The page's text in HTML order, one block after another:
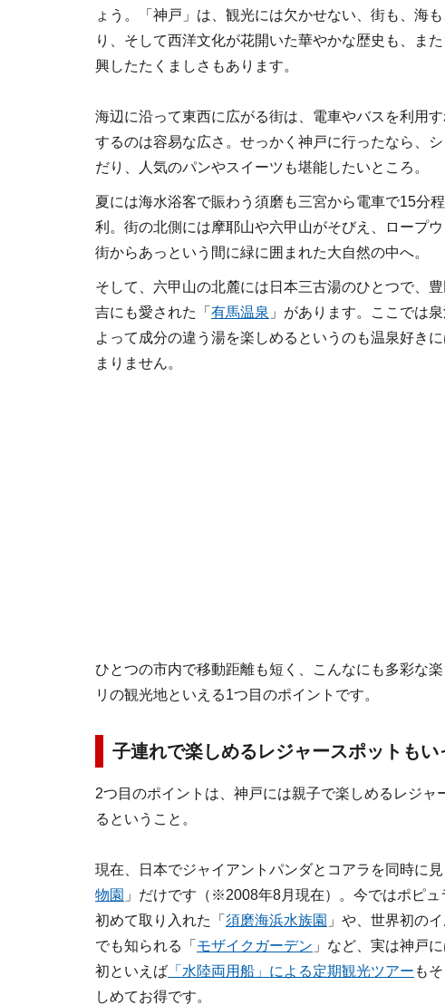
ょう。「神戸」は、観光には欠かせない、街も、海
り、そして西洋文化が花開いた華やかな歴史も、ま
興したたくましさもあります。
海辺に沿って東西に広がる街は、電車やバスを利用
するのは容易な広さ。せっかく神戸に行ったなら、
だり、人気のパンやスイーツも堪能したいところ。
夏には海水浴客で賑わう須磨も三宮から電車で15分
利。街の北側には摩耶山や六甲山がそびえ、ロープウ
街からあっという間に緑に囲まれた大自然の中へ。
そして、六甲山の北麓には日本三古湯のひとつで、
吉にも愛された「 有馬温泉 」があります。ここでは
よって成分の違う湯を楽しめるというのも温泉好きに
まりません。
ひとつの市内で移動距離も短く、こんなにも多彩な
リの観光地といえる1つ目のポイントです。
子連れで楽しめるレジャースポットもい
2つ目のポイントは、神戸には親子で楽しめるレジャ
るということ。
現在、日本でジャイアントパンダとコアラを同時に見
物園 」だけです（※2008年8月現在）。今ではポピ
初めて取り入れた「 須磨海浜水族園 」や、世界初の
でも知られる「 モザイクガーデン 」など、実は神戸
初といえば 「水陸両用船」による定期観光ツアー も
しめてお得です。